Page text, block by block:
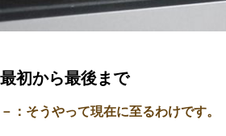
最初から最後まで
－：そうやって現在に至るわけです。